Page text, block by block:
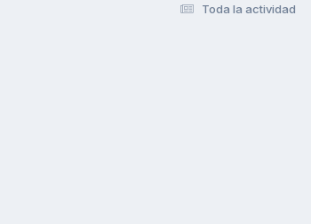
Toda la actividad